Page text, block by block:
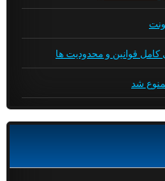
کامل قوانین و محدودیت ها
شد